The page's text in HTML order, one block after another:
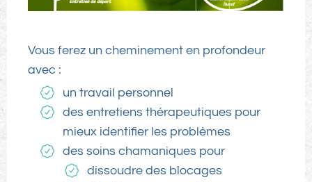
Vous ferez un cheminement en profondeur
avec :
un travail personnel
des entretiens thérapeutiques pour
mieux identifier les problèmes
des soins chamaniques pour
dissoudre des blocages